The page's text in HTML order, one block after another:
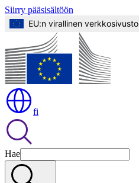
Siirry pääsisältöön
EU:n virallinen verkkosivusto
fi
Hae